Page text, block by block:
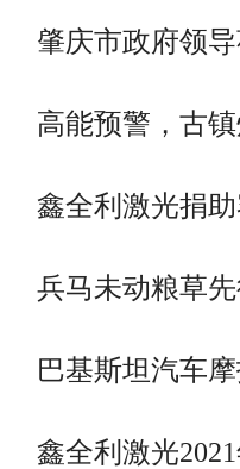
肇庆市政府领
高能预警，古
鑫全利激光捐
兵马未动粮草
巴基斯坦汽车
鑫全利激光